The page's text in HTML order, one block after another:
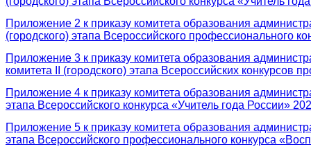
Приложение 2 к приказу комитета образования
(городского) этапа Всероссийского профессионального
Приложение 3 к приказу комитета образования
комитета II (городского) этапа Всероссийских конкурсов
Приложение 4 к приказу комитета образования
этапа Всероссийского конкурса «Учитель года России»
Приложение 5 к приказу комитета образования
этапа Всероссийского профессионального конкурса